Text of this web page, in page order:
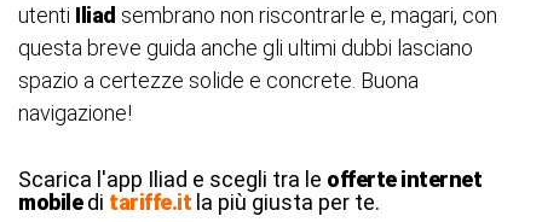
utenti Iliad sembrano non riscontrarle e, magari, con
questa breve guida anche gli ultimi dubbi lasciano
spazio a certezze solide e concrete. Buona
navigazione!
Scarica l'app Iliad e scegli tra le offerte internet
mobiledi tariffe.it la più giusta per te.